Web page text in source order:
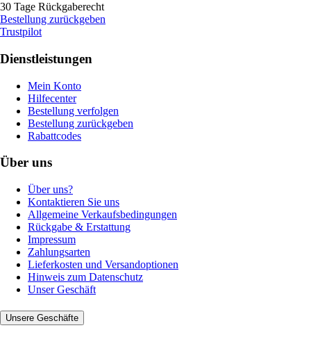
30 Tage Rückgaberecht
Bestellung zurückgeben
Trustpilot
Dienstleistungen
Mein Konto
Hilfecenter
Bestellung verfolgen
Bestellung zurückgeben
Rabattcodes
Über uns
Über uns?
Kontaktieren Sie uns
Allgemeine Verkaufsbedingungen
Rückgabe & Erstattung
Impressum
Zahlungsarten
Lieferkosten und Versandoptionen
Hinweis zum Datenschutz
Unser Geschäft
Unsere Geschäfte